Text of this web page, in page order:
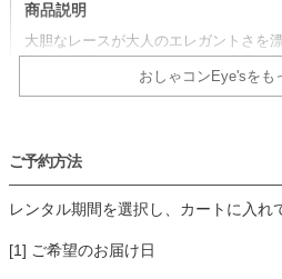
商品説明
大胆なレースが大人のエレガントさを
大人の女性におすすめしたい、上品で
おしゃコンEye'sをも
スカートのカラーと合わせたブラック
と引き締まります。
おすすめ。
ご予約方法
レンタル期間を選択し、カートに入れ
[1] ご希望のお届け日